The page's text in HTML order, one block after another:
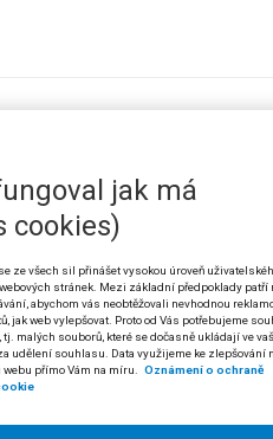
POVINNOST
č. 326/1999 Sb., o pobytu
Sb. a č. 222/2017 Sb.
po novele provedené zákonem
1999 Sb., o pobytu cizinců na
života cizince (§ 174a téhož
soudu ze dne 19. 12. 2018, čj 8 Azs
jak má
cookies)
ze všech sil přinášet vysokou úroveň
stránek. Mezi základní předpoklady patří
abychom vás neobtěžovali nevhodnou
jak web vylepšovat. Proto od Vás potřebujeme
malých souborů, které se dočasně ukládají ve
udělení souhlasu. Data využijeme ke zlepšování
přímo Vám na míru.
Oznámení o ochraně